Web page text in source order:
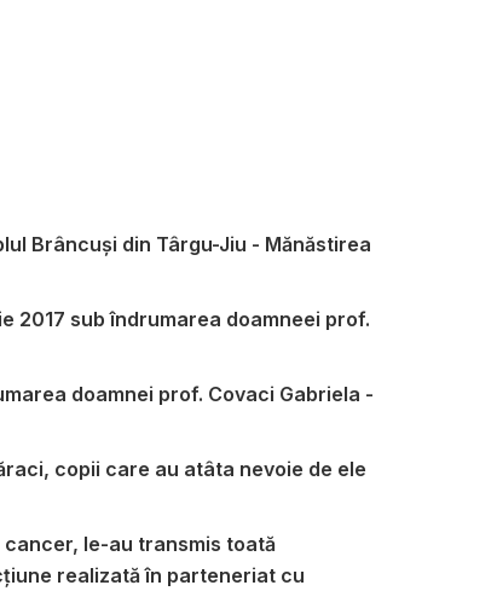
Brâncuși din Târgu-Jiu - Mănăstirea
2017 sub îndrumarea doamneei prof.
doamnei prof. Covaci Gabriela -
copii care au atâta nevoie de ele
le-au transmis toată
realizată în parteneriat cu